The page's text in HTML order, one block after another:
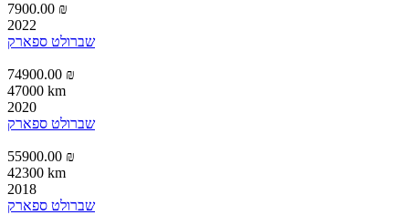
7900.00 ₪
2022
שברולט ספארק
74900.00 ₪
47000 km
2020
שברולט ספארק
55900.00 ₪
42300 km
2018
שברולט ספארק